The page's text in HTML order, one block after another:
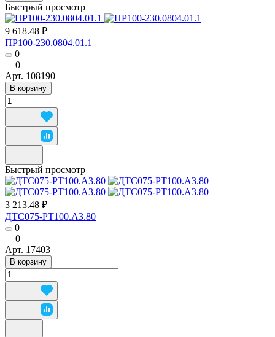
Быстрый просмотр
9 618.48 ₽
ПР100-230.0804.01.1
0
0
Арт. 108190
В корзину
Быстрый просмотр
3 213.48 ₽
ДТС075-РТ100.А3.80
0
0
Арт. 17403
В корзину